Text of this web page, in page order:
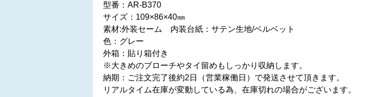
型番：AR-B370
サイズ：109×86×40㎜
素材:外装セーム 内装台紙：サテン生地/ベルベット
色：グレー
外箱：貼り箱付き
※大きめのブローチやタイ留めもしっかり収納します。
納期：ご注文完了後約2日（営業稼働日）で発送させて頂きます。
リアルタイム在庫が変動している為、在庫切れの場合がございます。